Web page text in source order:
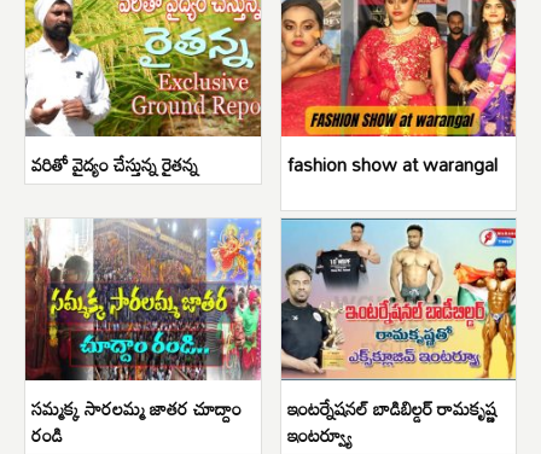
వరితో వైద్యం చేస్తున్న రైతన్న fashion show at warangal
సమ్మక్క సారలమ్మ జాతర చూద్దాం
రండి
ఇంటర్నేషనల్ బాడిబిల్డర్ రామకృష్ణ
ఇంటర్వ్యూ